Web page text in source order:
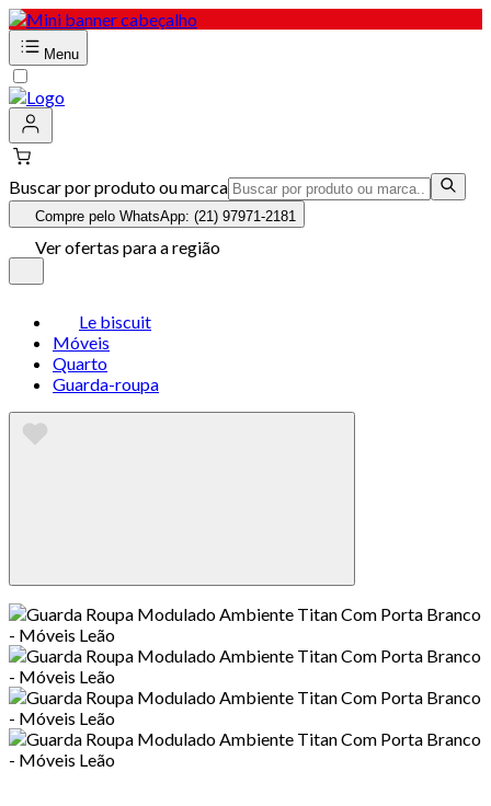
Menu
Buscar por produto ou marca
Compre pelo WhatsApp: (21) 97971-2181
Ver ofertas para a região
Le biscuit
Móveis
Quarto
Guarda-roupa